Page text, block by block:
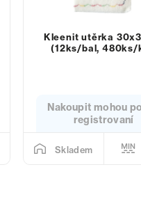
Kleenit utěrka
(12ks/bal, 480ks/
Nakoupit mohou
registrovaní
Skladem